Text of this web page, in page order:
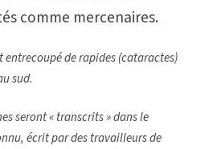
comme mercenaires.
entrecoupé de rapides (cataractes)
sud.
seront « transcrits » dans le
écrit par des travailleurs de